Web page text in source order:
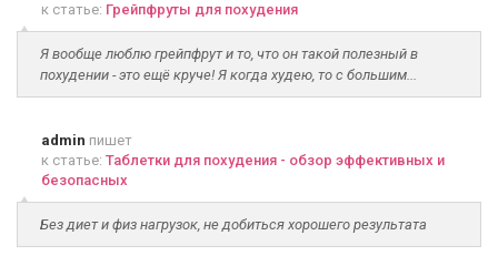
к статье: Грейпфруты для похудения
Я вообще люблю грейпфрут и то, что он такой полезный в
похудении - это ещё круче! Я когда худею, то с большим...
admin пишет
к статье: Таблетки для похудения - обзор эффективных и
безопасных
Без диет и физ нагрузок, не добиться хорошего результата